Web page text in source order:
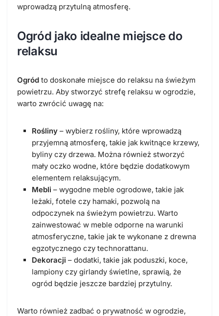
wprowadzą przytulną atmosferę.
Ogród jako idealne miejsce do
relaksu
Ogród to doskonałe miejsce do relaksu na świeżym
powietrzu. Aby stworzyć strefę relaksu w ogrodzie,
warto zwrócić uwagę na:
Rośliny – wybierz rośliny, które wprowadzą
przyjemną atmosferę, takie jak kwitnące krzewy,
byliny czy drzewa. Można również stworzyć
mały oczko wodne, które będzie dodatkowym
elementem relaksującym.
Mebli – wygodne meble ogrodowe, takie jak
leżaki, fotele czy hamaki, pozwolą na
odpoczynek na świeżym powietrzu. Warto
zainwestować w meble odporne na warunki
atmosferyczne, takie jak te wykonane z drewna
egzotycznego czy technorattanu.
Dekoracji – dodatki, takie jak poduszki, koce,
lampiony czy girlandy świetlne, sprawią, że
ogród będzie jeszcze bardziej przytulny.
Warto również zadbać o prywatność w ogrodzie,